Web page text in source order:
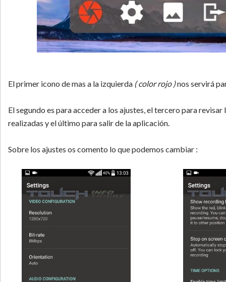
El primer icono de mas a la izquierda ( color rojo )nos servirá
El segundo es para acceder a los ajustes, el tercero para
realizadas y el último para salir de la aplicación.
Sobre los ajustes os comento lo que podemos cambiar :